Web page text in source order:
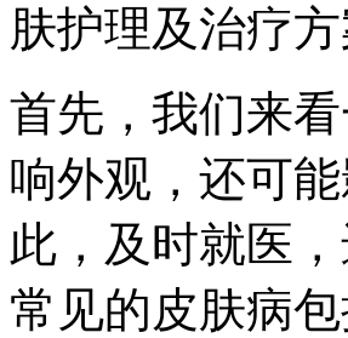
肤护理及治疗方
首先，我们来
响外观，还可
此，及时就医
常见的皮肤病